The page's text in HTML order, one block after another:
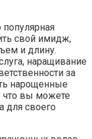
свой имидж,
и длину.
наращивание
за
нарощенные
что вы можете
для своего